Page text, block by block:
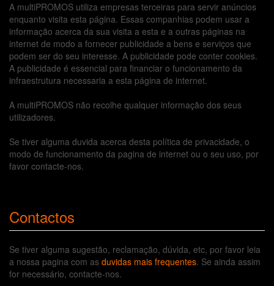
A multiPROMOS utiliza empresas terceiras para servir anúncios
enquanto visita esta página. Essas companhias podem usar a
informação acerca da sua visita a esta e a outras páginas na
internet de modo a fornecer publicidade a bens e serviços que
podem ser do seu interesse. A publicidade pode conter cookies.
A publicidade é essencial para financiar o funcionamento da
infraestrutura necessaria a esta página de internet.
A multiPROMOS não recolhe qualquer informação dos seus
utilizadores.
Se tiver alguma duvida acerca desta política de privacidade, o
modo de funcionamento da pagina de internet ou o seu uso, por
favor contacte-nos.
Contactos
Se tiver alguma sugestão, reclamação, dúvida, etc, por favor leia
a nossa pagina com as duvidas mais frequentes. Se ainda assim
for necessário, contacte-nos.